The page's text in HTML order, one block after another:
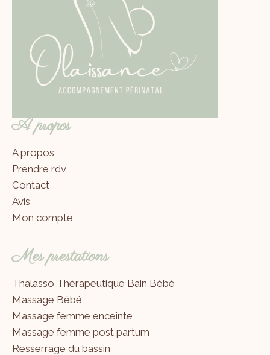
A propos
A propos
Prendre rdv
Contact
Avis
Mon compte
Mes prestations
Thalasso Thérapeutique Bain Bébé
Massage Bébé
Massage femme enceinte
Massage femme post partum
Resserrage du bassin